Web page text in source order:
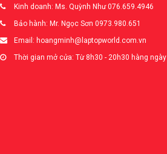
Kinh doanh: Ms. Quỳnh Như 076.659.4946
Bảo hành: Mr. Ngọc Sơn 0973.980.651
Email: hoangminh@laptopworld.com.vn
Thời gian mở cửa: Từ 8h30 - 20h30 hàng ngày